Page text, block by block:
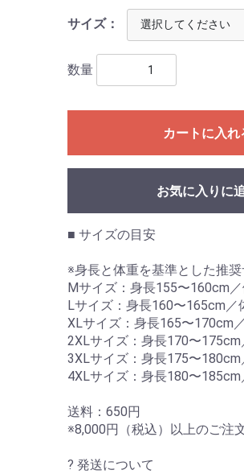
サイズ：
数量
カートに入れ
お気に入りに
■ サイズの目安
※身長と体重を基準とした推奨
Mサイズ：身長155〜160cm
Lサイズ：身長160〜165cm／
XLサイズ：身長165〜170cm
2XLサイズ：身長170〜
3XLサイズ：身長175〜
4XLサイズ：身長180〜
送料：650円
※8,000円（税込）以上のご注
? 発送について